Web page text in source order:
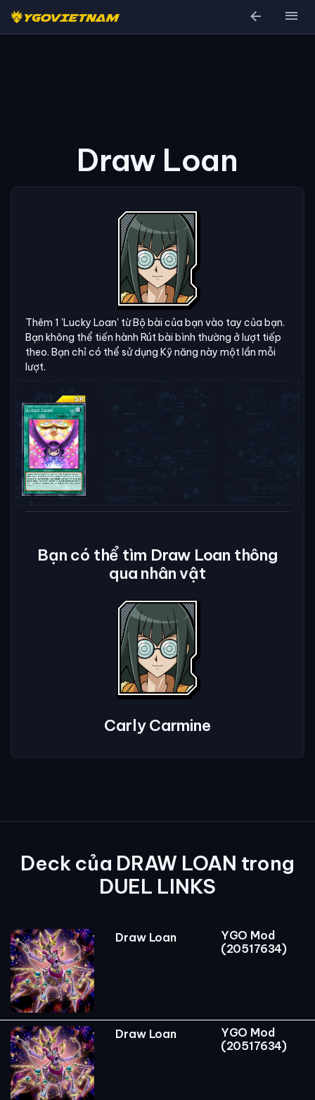
arrow_back menu
Draw Loan
Thêm 1 'Lucky Loan' từ Bộ bài của bạn vào tay của bạn.
Bạn không thể tiến hành Rút bài bình thường ở lượt tiếp
theo. Bạn chỉ có thể sử dụng Kỹ năng này một lần mỗi
lượt.
Bạn có thể tìm Draw Loan thông
qua nhân vật
Carly Carmine
Deck của DRAW LOAN trong
DUEL LINKS
Draw Loan
YGO Mod
(20517634)
Draw Loan
YGO Mod
(20517634)